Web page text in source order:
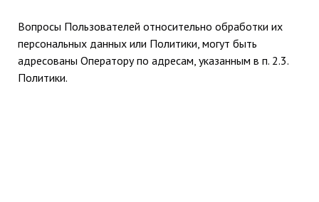
Вопросы Пользователей относительно обработки их
персональных данных или Политики, могут быть
адресованы Оператору по адресам, указанным в п. 2.3.
Политики.